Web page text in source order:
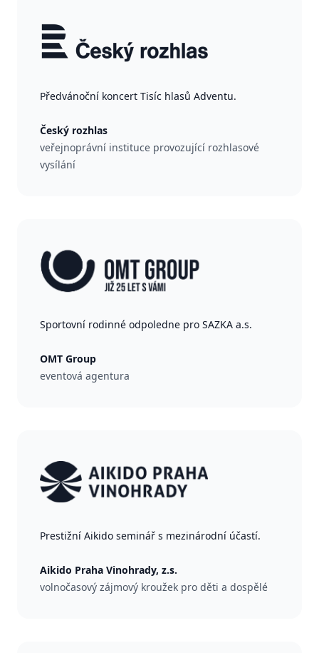
Předvánoční koncert Tisíc hlasů Adventu.
Český rozhlas
veřejnoprávní instituce provozující rozhlasové
vysílání
Sportovní rodinné odpoledne pro SAZKA a.s.
OMT Group
eventová agentura
Prestižní Aikido seminář s mezinárodní účastí.
Aikido Praha Vinohrady, z.s.
volnočasový zájmový kroužek pro děti a dospělé